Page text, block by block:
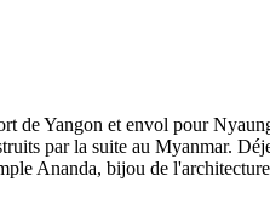
de Yangon et envol pour
par la suite au Myanmar.
Ananda, bijou de